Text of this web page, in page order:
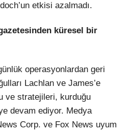
etkisi azalmadı.
küresel bir
operasyonlardan geri
Lachlan ve James’e
ve stratejileri, kurduğu
devam ediyor. Medya
Corp. ve Fox News uyum